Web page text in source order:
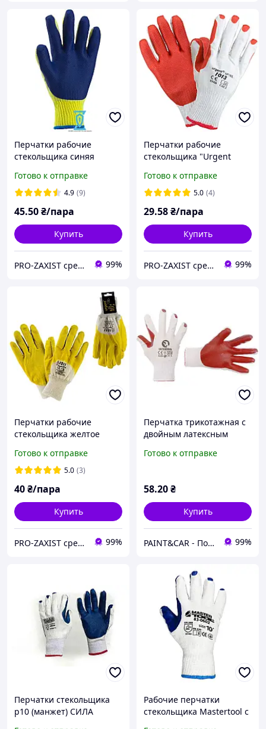
Перчатки рабочие
стекольщика синяя
Готово к отправке
4.9 (9)
45.50₴/пара
Купить
PRO-ZAXIST средства защиты для профессионалов. 99%
Перчатки рабочие
стекольщика "Urgent
Готово к отправке
5.0 (4)
29.58₴/пара
Купить
PRO-ZAXIST средства защиты для профессионалов. 99%
Перчатки рабочие
стекольщика желтое
Готово к отправке
5.0 (3)
40₴/пара
Купить
PRO-ZAXIST средства защиты для профессионалов. 99%
Перчатка трикотажная с
двойным латексным
цвета, 10" INTERTOOL SP-
Готово к отправке
58.20₴
Купить
PAINT&CAR - Подаруйте своїй машині крила 99%
Перчатки стекольщика
р10 (манжет) СИЛА
Рабочие перчатки
стекольщика Mastertool с